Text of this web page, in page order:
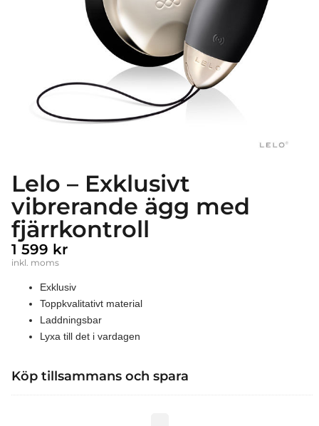
Lelo – Exklusivt
vibrerande ägg med
fjärrkontroll
1 599 kr
inkl. moms
Exklusiv
Toppkvalitativt material
Laddningsbar
Lyxa till det i vardagen
Köp tillsammans och spara